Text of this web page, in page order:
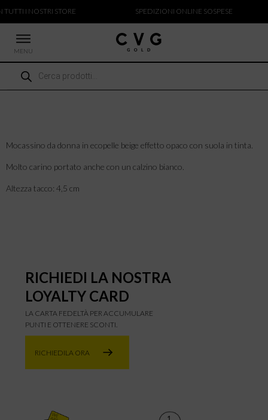
I NOSTRI STORE SPEDIZIONI ONLINE SOSPESE
MENU
Ricerca
prodotti
ARRIVI
Mocassino da donna in ecopelle beige effetto opaco con suola in tinta.
Molto carino portato anche con un calzino bianco.
Altezza tacco: 4,5 cm
RICHIEDI LA NOSTRA
LOYALTY CARD
LA CARTA FEDELTÀ PER ACCUMULARE
PUNTI E OTTENERE SCONTI.
RICHIEDILA ORA